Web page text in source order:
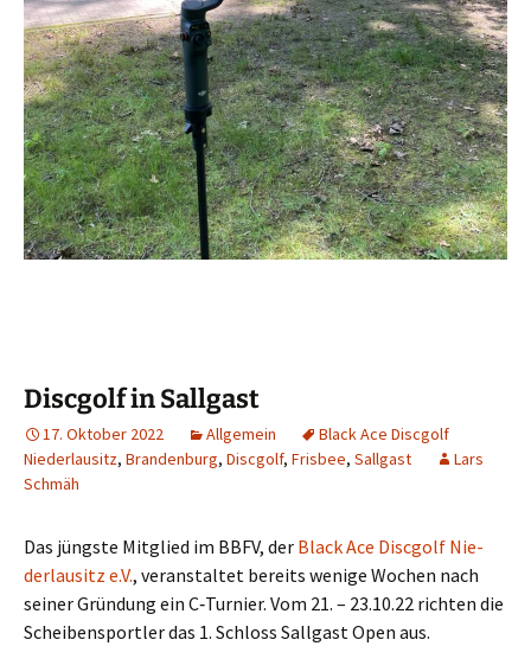
Discgolf in Sallgast
17. Oktober 2022 Allgemein
Black Ace Discgolf
Niederlausitz, Brandenburg, Discgolf, Frisbee, Sallgast
Lars
Schmäh
Das jüngs­te Mit­glied im BBFV, der Black Ace Disc­golf Nie­
der­lau­sitz e.V., ver­an­stal­tet bereits weni­ge Wochen nach
sei­ner Grün­dung ein C‑Turnier. Vom 21. – 23.10.22 rich­ten die
Schei­ben­s­port­ler das 1. Schloss Sall­gast Open aus.